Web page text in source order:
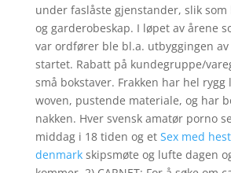
under faslåste gjenstander, slik som
og garderobeskap. I løpet av årene
var ordfører ble bl.a. utbyggingen av
startet. Rabatt på kundegruppe/
små bokstaver. Frakken har hel rygg
woven, pustende materiale, og har
nakken. Hver svensk amatør porno
middag i 18 tiden og et Sex med
denmarkskipsmøte og lufte dagen